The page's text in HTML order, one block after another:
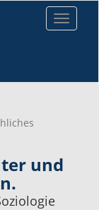
Toggle
und